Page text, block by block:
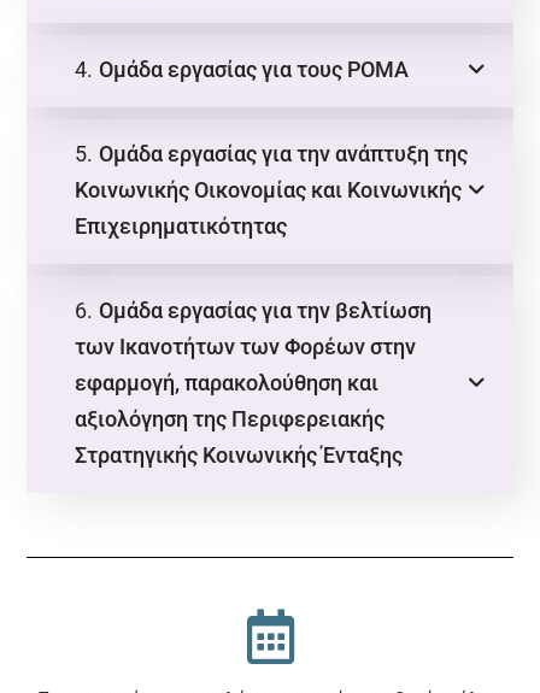
4. Ομάδα εργασίας για τους ΡΟΜΑ
5. Ομάδα εργασίας για την ανάπτυξη της
Κοινωνικής Οικονομίας και Κοινωνικής
Επιχειρηματικότητας
6. Ομάδα εργασίας για την βελτίωση
των Ικανοτήτων των Φορέων στην
εφαρμογή, παρακολούθηση και
αξιολόγηση της Περιφερειακής
Στρατηγικής Κοινωνικής Ένταξης